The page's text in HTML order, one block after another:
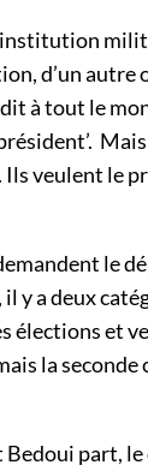
d’un autre
à tout le
veulent le
le
y a deux
élections et
la seconde
part, le